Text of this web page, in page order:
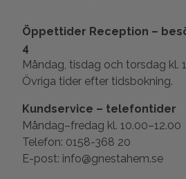
Öppettider Reception –
4
Måndag, tisdag och torsdag kl.
Övriga tider efter tidsbokning.
Kundservice – telefontider
Måndag–fredag kl. 10.00–12.00
Telefon: 0158-368 20
E-post: info@gnestahem.se